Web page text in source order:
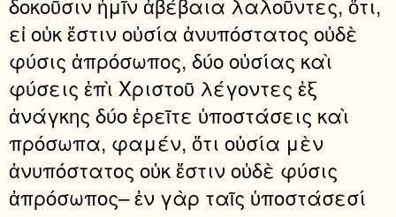
εἰ οὐκ ἔστιν οὐσία ἀνυπόστατος οὐδὲ
φύσις ἀπρόσωπος, δύο οὐσίας καὶ
φύσεις ἐπὶ Χριστοῦ λέγοντες ἐξ
ἀνάγκης δύο ἐρεῖτε ὑποστάσεις καὶ
πρόσωπα, φαμέν, ὅτι οὐσία μὲν
ἀνυπόστατος οὐκ ἔστιν οὐδὲ φύσις
ἀπρόσωπος– ἐν γὰρ ταῖς ὑποστάσεσί